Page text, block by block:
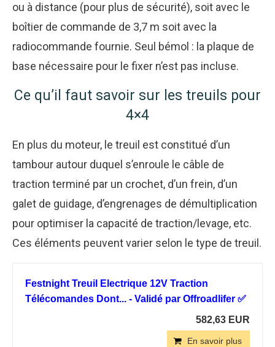
ou à distance (pour plus de sécurité), soit avec le
boîtier de commande de 3,7 m soit avec la
radiocommande fournie. Seul bémol : la plaque de
base nécessaire pour le fixer n’est pas incluse.
Ce qu’il faut savoir sur les treuils pour
4×4
En plus du moteur, le treuil est constitué d’un
tambour autour duquel s’enroule le câble de
traction terminé par un crochet, d’un frein, d’un
galet de guidage, d’engrenages de démultiplication
pour optimiser la capacité de traction/levage, etc.
Ces éléments peuvent varier selon le type de treuil.
Festnight Treuil Electrique 12V Traction
Télécomandes Dont... - Validé par Offroadlifer ✅
582,63 EUR
En savoir plus